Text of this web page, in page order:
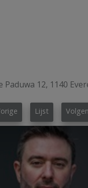
Paduwa 12, 1140
Lijst